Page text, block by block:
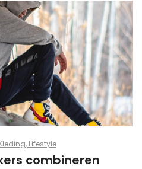
Lifestyle
combineren